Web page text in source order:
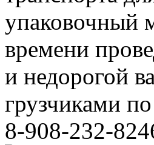
упаковочный
времени
и недорогой
грузчиками
8-908-232-